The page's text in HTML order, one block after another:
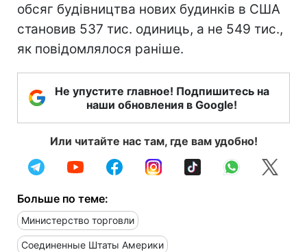
обсяг будівництва нових будинків в США
становив 537 тис. одиниць, а не 549 тис.,
як повідомлялося раніше.
Не упустите главное! Подпишитесь на
наши обновления в Google!
Или читайте нас там, где вам удобно!
Больше по теме:
Министерство торговли
Соединенные Штаты Америки